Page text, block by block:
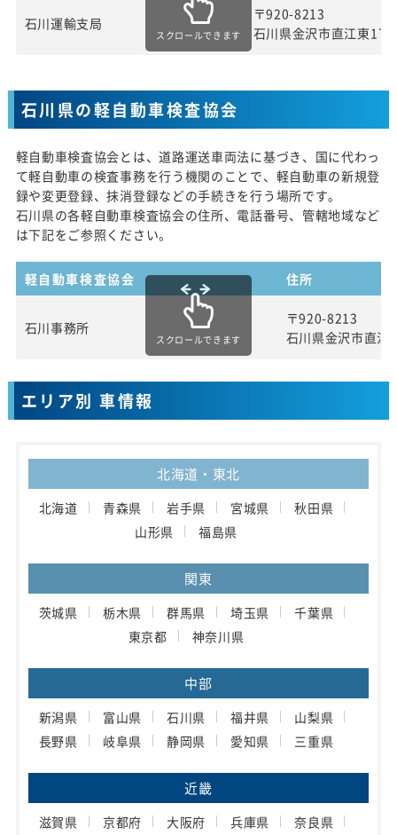
石川運輸支局
〒920-8213
石川県金沢市直江東1丁
スクロールできます
石川県の軽自動車検査協会
軽自動車検査協会とは、道路運送車両法に基づき、国に代わっ
て軽自動車の検査事務を行う機関のことで、軽自動車の新規登
録や変更登録、抹消登録などの手続きを行う場所です。
石川県の各軽自動車検査協会の住所、電話番号、管轄地域など
は下記をご参照ください。
軽自動車検査協会 住所
石川事務所
〒920-8213
石川県金沢市直江
スクロールできます
エリア別 車情報
北海道・東北
北海道 青森県 岩手県 宮城県
秋田県
山形県
福島県
関東
茨城県 栃木県 群馬県 埼玉県
千葉県
東京都
神奈川県
中部
新潟県 富山県 石川県 福井県
山梨県
長野県
岐阜県 静岡県 愛知県 三重県
近畿
滋賀県 京都府 大阪府 兵庫県
奈良県